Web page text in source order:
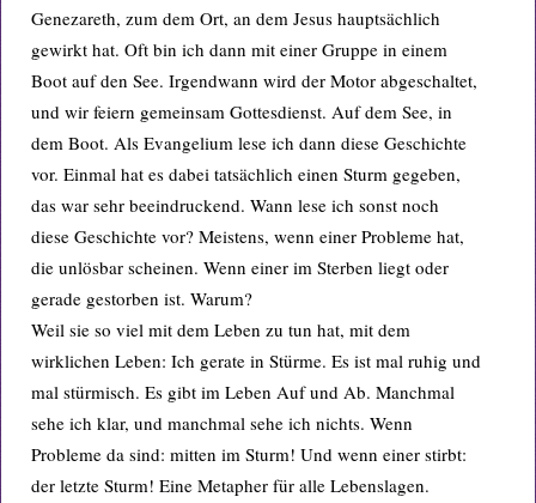
Genezareth, zum dem Ort, an dem Jesus hauptsächlich
gewirkt hat. Oft bin ich dann mit einer Gruppe in einem
Boot auf den See. Irgendwann wird der Motor abgeschaltet,
und wir feiern gemeinsam Gottesdienst. Auf dem See, in
dem Boot. Als Evangelium lese ich dann diese Geschichte
vor. Einmal hat es dabei tatsächlich einen Sturm gegeben,
das war sehr beeindruckend. Wann lese ich sonst noch
diese Geschichte vor? Meistens, wenn einer Probleme hat,
die unlösbar scheinen. Wenn einer im Sterben liegt oder
gerade gestorben ist. Warum?
Weil sie so viel mit dem Leben zu tun hat, mit dem
wirklichen Leben: Ich gerate in Stürme. Es ist mal ruhig und
mal stürmisch. Es gibt im Leben Auf und Ab. Manchmal
sehe ich klar, und manchmal sehe ich nichts. Wenn
Probleme da sind: mitten im Sturm! Und wenn einer stirbt:
der letzte Sturm! Eine Metapher für alle Lebenslagen.